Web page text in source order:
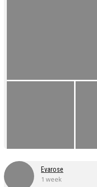
Evarose
1 week